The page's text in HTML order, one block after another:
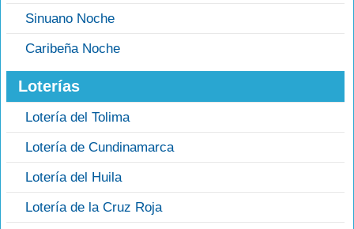
Sinuano Noche
Caribeña Noche
Loterías
Lotería del Tolima
Lotería de Cundinamarca
Lotería del Huila
Lotería de la Cruz Roja